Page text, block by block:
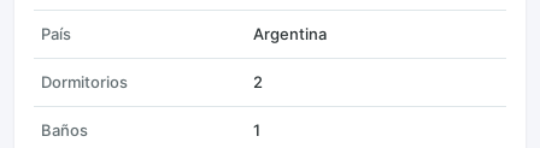
País Argentina
Dormitorios 2
Baños 1